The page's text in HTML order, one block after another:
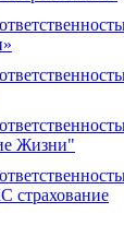
Жизни"
страхование